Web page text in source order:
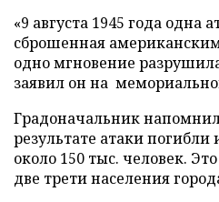
«9 августа 1945 года одна
сброшенная
одно мгновение
заявил он на
Градоначальник
результате атаки
около 150 тыс. человек.
две трети населения